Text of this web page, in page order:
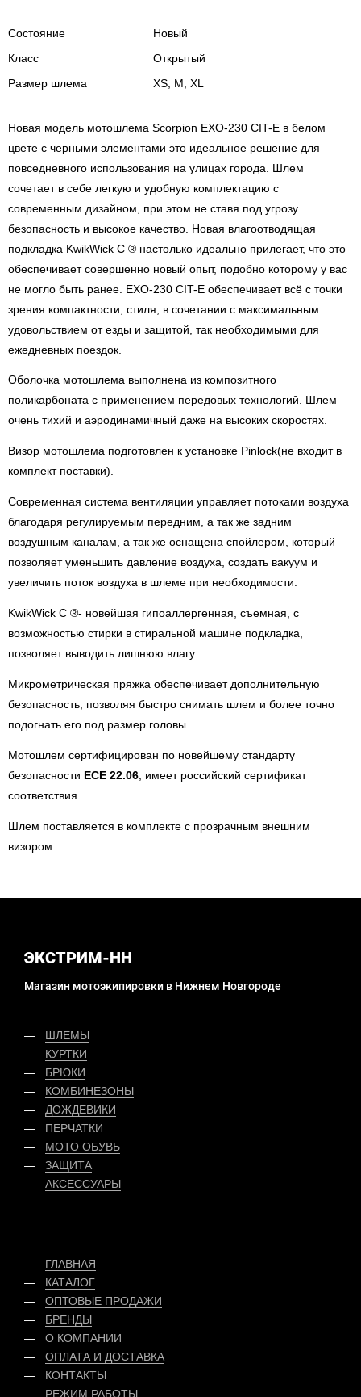
Состояние
Новый
Класс
Открытый
Размер шлема
XS, M, XL
Новая модель мотошлема Scorpion EXO-230 CIT-E в белом
цвете с черными элементами это идеальное решение для
повседневного использования на улицах города. Шлем
сочетает в себе легкую и удобную комплектацию с
современным дизайном, при этом не ставя под угрозу
безопасность и высокое качество. Новая влагоотводящая
подкладка KwikWick C ® настолько идеально прилегает, что это
обеспечивает совершенно новый опыт, подобно которому у вас
не могло быть ранее. EXO-230 CIT-E обеспечивает всё с точки
зрения компактности, стиля, в сочетании с максимальным
удовольствием от езды и защитой, так необходимыми для
ежедневных поездок.
Оболочка мотошлема выполнена из композитного
поликарбоната с применением передовых технологий. Шлем
очень тихий и аэродинамичный даже на высоких скоростях.
Визор мотошлема подготовлен к установке Pinlock(не входит в
комплект поставки).
Современная система вентиляции управляет потоками воздуха
благодаря регулируемым передним, а так же задним
воздушным каналам, а так же оснащена спойлером, который
позволяет уменьшить давление воздуха, создать вакуум и
увеличить поток воздуха в шлеме при необходимости.
KwikWick C ®- новейшая гипоаллергенная, съемная, с
возможностью стирки в стиральной машине подкладка,
позволяет выводить лишнюю влагу.
Микрометрическая пряжка обеспечивает дополнительную
безопасность, позволяя быстро снимать шлем и более точно
подогнать его под размер головы.
Мотошлем сертифицирован по новейшему стандарту
безопасности ECE 22.06 , имеет российский сертификат
соответствия.
Шлем поставляется в комплекте с прозрачным внешним
визором.
ЭКСТРИМ-НН
Магазин мотоэкипировки в Нижнем Новгороде
ШЛЕМЫ
КУРТКИ
БРЮКИ
КОМБИНЕЗОНЫ
ДОЖДЕВИКИ
ПЕРЧАТКИ
МОТО ОБУВЬ
ЗАЩИТА
АКСЕССУАРЫ
ГЛАВНАЯ
КАТАЛОГ
ОПТОВЫЕ ПРОДАЖИ
БРЕНДЫ
О КОМПАНИИ
ОПЛАТАИ ДОСТАВКА
КОНТАКТЫ
РЕЖИМ РАБОТЫ